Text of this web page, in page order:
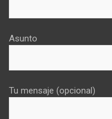
Asunto
Tu mensaje (opcional)